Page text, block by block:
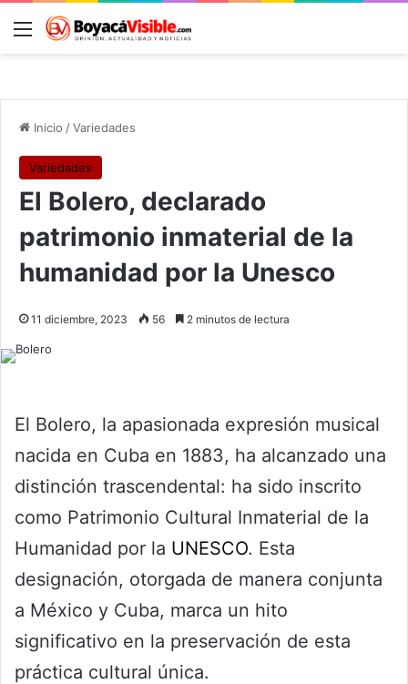
Menú
Inicio /Variedades
Variedades
El Bolero, declarado
patrimonio inmaterial de la
humanidad por la Unesco
11 diciembre, 2023 56 2 minutos de lectura
El Bolero, la apasionada expresión musical
nacida en Cuba en 1883, ha alcanzado una
distinción trascendental: ha sido inscrito
como Patrimonio Cultural Inmaterial de la
Humanidad por la UNESCO. Esta
designación, otorgada de manera conjunta
a México y Cuba, marca un hito
significativo en la preservación de esta
práctica cultural única.